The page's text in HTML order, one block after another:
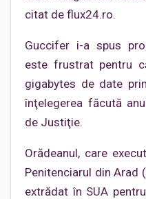
citat de flux24.ro.
Guccifer i-a spus
este frustrat pentru
gigabytes de date
înţelegerea făcută
de Justiţie.
Orădeanul, care
Penitenciarul din Arad
extrădat în SUA